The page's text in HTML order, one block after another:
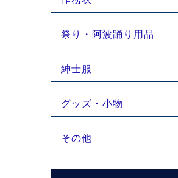
祭り・阿波踊り用品
紳士服
グッズ・小物
その他